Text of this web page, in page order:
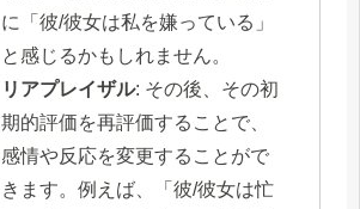
に「彼/彼女は私を嫌っている」
と感じるかもしれません。
リアプレイザル: その後、その初
期的評価を再評価することで、
感情や反応を変更することがで
きます。例えば、「彼/彼女は忙